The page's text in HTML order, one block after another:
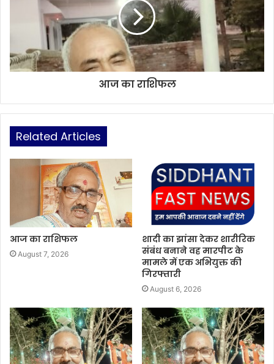
आज का राशिफल
Related Articles
आज का राशिफल
August 7, 2026
शादी का झांसा देकर शारीरिक
संबंध बनाने वह मारपीट के
मामले में एक अभियुक्त की
गिरफ्तारी
August 6, 2026